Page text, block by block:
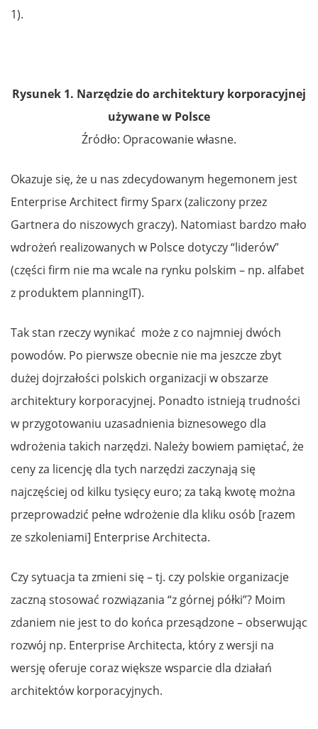
1).
Rysunek 1. Narzędzie do architektury korporacyjnej
używane w Polsce
Źródło: Opracowanie własne.
Okazuje się, że u nas zdecydowanym hegemonem jest
Enterprise Architect firmy Sparx (zaliczony przez
Gartnera do niszowych graczy). Natomiast bardzo mało
wdrożeń realizowanych w Polsce dotyczy “liderów”
(części firm nie ma wcale na rynku polskim – np. alfabet
z produktem planningIT).
Tak stan rzeczy wynikać może z co najmniej dwóch
powodów. Po pierwsze obecnie nie ma jeszcze zbyt
dużej dojrzałości polskich organizacji w obszarze
architektury korporacyjnej. Ponadto istnieją trudności
w przygotowaniu uzasadnienia biznesowego dla
wdrożenia takich narzędzi. Należy bowiem pamiętać, że
ceny za licencję dla tych narzędzi zaczynają się
najczęściej od kilku tysięcy euro; za taką kwotę można
przeprowadzić pełne wdrożenie dla kliku osób [razem
ze szkoleniami] Enterprise Architecta.
Czy sytuacja ta zmieni się – tj. czy polskie organizacje
zaczną stosować rozwiązania “z górnej półki”? Moim
zdaniem nie jest to do końca przesądzone – obserwując
rozwój np. Enterprise Architecta, który z wersji na
wersję oferuje coraz większe wsparcie dla działań
architektów korporacyjnych.